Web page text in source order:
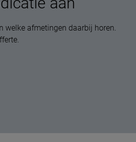
welke afmetingen daarbij horen.